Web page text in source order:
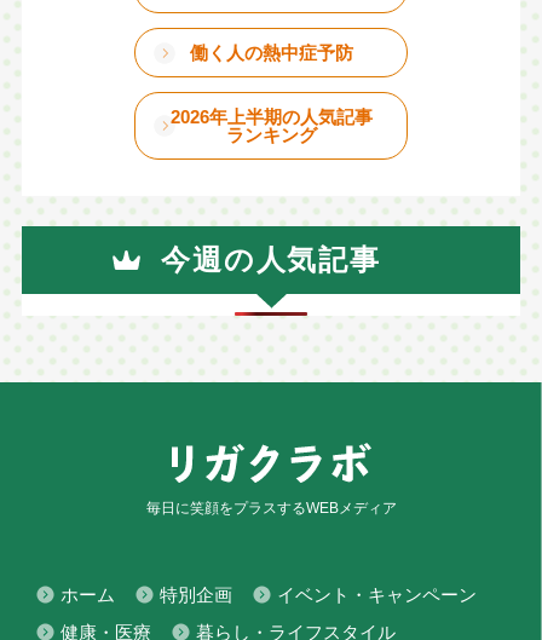
働く人の熱中症予防
2026年上半期の人気記事
ランキング
今週の人気記事
毎日に笑顔をプラスするWEBメディア
ホーム 特別企画
イベント・キャンペーン
健康・医療
暮らし・ライフスタイル